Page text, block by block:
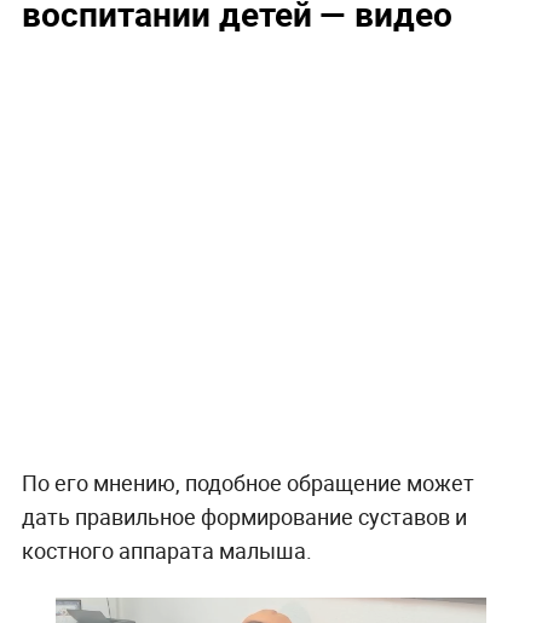
воспитании детей — видео
По его мнению, подобное обращение может
дать правильное формирование суставов и
костного аппарата малыша.